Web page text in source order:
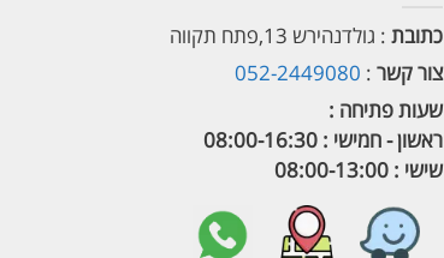
כתובת : גולדנהירש 13,פתח תקווה
צור קשר :
052-2449080
שעות פתיחה :
ראשון - חמישי : 08:00-16:30
שישי : 08:00-13:00